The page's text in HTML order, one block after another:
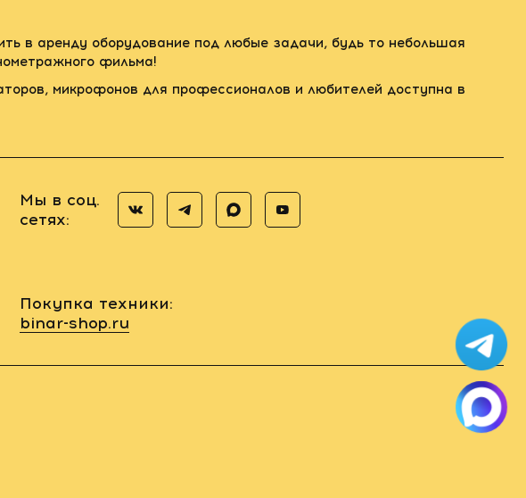
в аренду оборудование под любые задачи, будь то небольшая
фильма!
микрофонов для профессионалов и любителей доступна в
Мы в соц.
сетях:
Покупка техники:
binar-shop.ru